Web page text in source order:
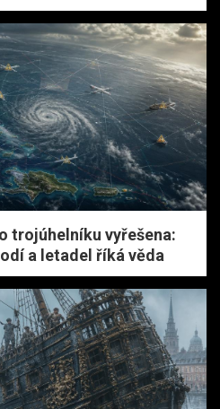
trojúhelníku vyřešena:
a letadel říká věda